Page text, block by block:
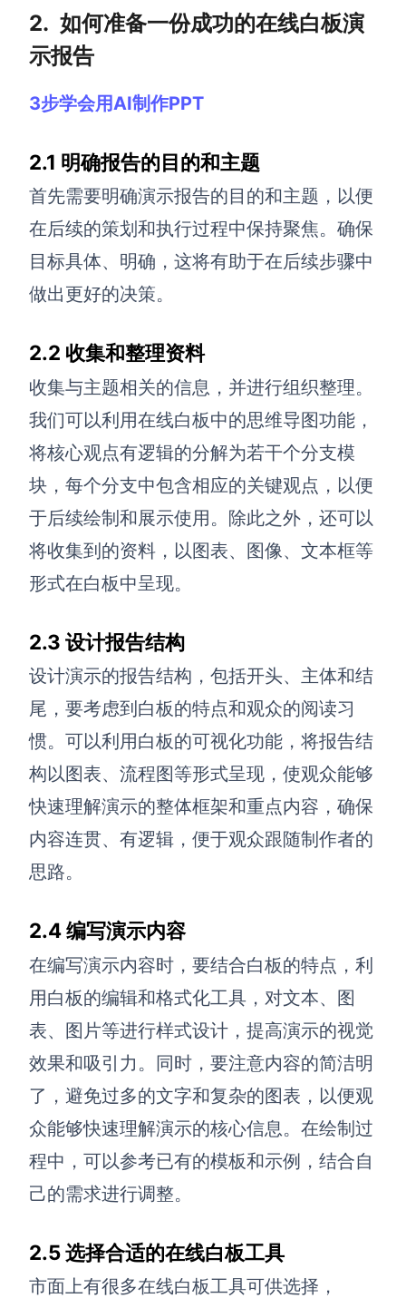
AI生成波士顿矩阵
AI生成波特五力模型
AI生成竞品分析
AI生成AARRR模型
AI写作
模板社区
私有化部署
管理功能定制 · 专业部署方案
客户案例
用boardmix提升团队协作效率
企业版申请试用
满足企业级团队协作和管理需求
帮助支持
知识分享社区
探索创意灵感与高效协作技巧
定价
2. 如何准备一份成功的在线白板演
示报告
3步学会用AI制作PPT
2.1 明确报告的目的和主题
首先需要明确演示报告的目的和主题，以便
在后续的策划和执行过程中保持聚焦。确保
目标具体、明确，这将有助于在后续步骤中
做出更好的决策。
2.2 收集和整理资料
收集与主题相关的信息，并进行组织整理。
我们可以利用在线白板中的思维导图功能，
将核心观点有逻辑的分解为若干个分支模
块，每个分支中包含相应的关键观点，以便
于后续绘制和展示使用。除此之外，还可以
将收集到的资料，以图表、图像、文本框等
形式在白板中呈现。
2.3 设计报告结构
设计演示的报告结构，包括开头、主体和结
尾，要考虑到白板的特点和观众的阅读习
惯。可以利用白板的可视化功能，将报告结
构以图表、流程图等形式呈现，使观众能够
快速理解演示的整体框架和重点内容 ， 确保
内容连贯、有逻辑，便于观众跟随制作者的
思路。
2.4 编写演示内容
在编写演示内容时，要结合白板的特点，利
用白板的编辑和格式化工具，对文本、图
表、图片等进行样式设计，提高演示的视觉
效果和吸引力。同时，要注意内容的简洁明
了，避免过多的文字和复杂的图表，以便观
众能够快速理解演示的核心信息。 在绘制过
程中，可以参考已有的模板和示例，结合自
己的需求进行调整。
2.5 选择合适的在线白板工具
市面上有很多在线白板工具可供选择，